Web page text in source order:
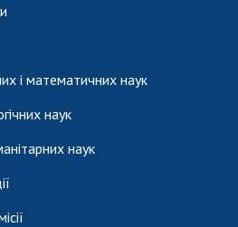
і математичних наук
наук
наук